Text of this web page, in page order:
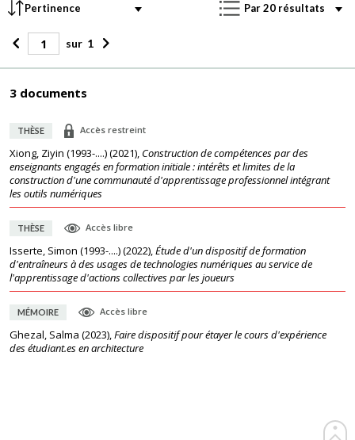
sur 1
3 documents
THÈSE Accès restreint
Xiong, Ziyin (1993-....)(2021), Construction de compétences par des
enseignants engagés en formation initiale : intérêts et limites de la
construction d'une communauté d'apprentissage professionnel intégrant
les outils numériques
THÈSE Accès libre
Isserte, Simon (1993-....)(2022),Étude d'un dispositif de formation
d'entraîneurs à des usages de technologies numériques au service de
l'apprentissage d'actions collectives par les joueurs
MÉMOIRE Accès libre
Ghezal, Salma (2023),Faire dispositif pour étayer le cours d'expérience
des étudiant.es en architecture